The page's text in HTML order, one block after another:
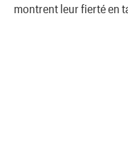
montrent leur fierté en